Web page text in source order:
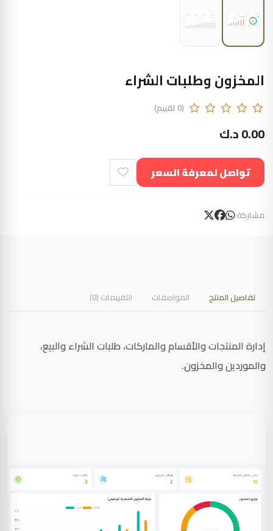
المخزون وطلبات الشراء
(0 تقييم)
0.00 د.ك
تواصل لمعرفة السعر
مشاركة:
تفاصيل المنتج المواصفات التقييمات (0)
إدارة المنتجات والأقسام والماركات، طلبات الشراء والبيع،
والموردين والمخزون.